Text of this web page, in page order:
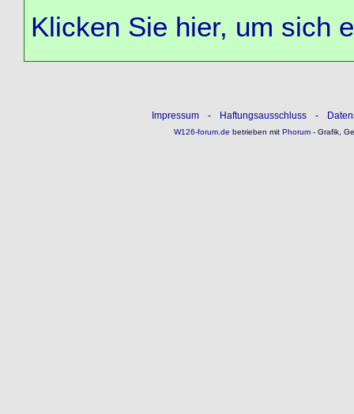
Klicken Sie hier, um sich
Impressum - Haftungsausschluss -
W126-forum.de betrieben mitPhorum- Grafik,